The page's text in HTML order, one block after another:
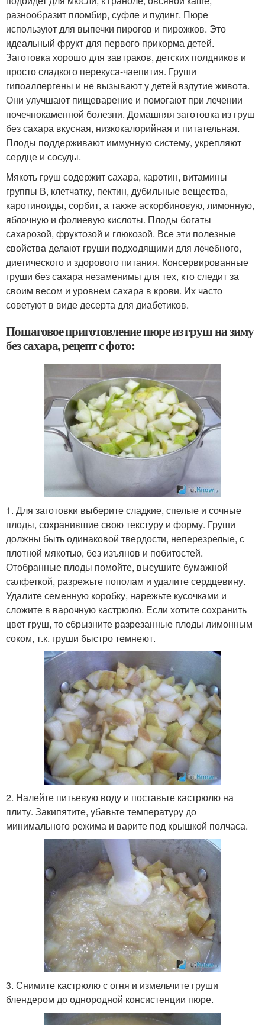
разнообразит пломбир, суфле и пудинг. Пюре
используют для выпечки пирогов и пирожков. Это
идеальный фрукт для первого прикорма детей.
Заготовка хорошо для завтраков, детских полдников и
просто сладкого перекуса-чаепития. Груши
гипоаллергены и не вызывают у детей вздутие живота.
Они улучшают пищеварение и помогают при лечении
почечнокаменной болезни. Домашняя заготовка из груш
без сахара вкусная, низкокалорийная и питательная.
Плоды поддерживают иммунную систему, укрепляют
сердце и сосуды.
Мякоть груш содержит сахара, каротин, витамины
группы В, клетчатку, пектин, дубильные вещества,
каротиноиды, сорбит, а также аскорбиновую, лимонную,
яблочную и фолиевую кислоты. Плоды богаты
сахарозой, фруктозой и глюкозой. Все эти полезные
свойства делают груши подходящими для лечебного,
диетического и здорового питания. Консервированные
груши без сахара незаменимы для тех, кто следит за
своим весом и уровнем сахара в крови. Их часто
советуют в виде десерта для диабетиков.
Пошаговое приготовление пюре из груш на зиму
без сахара, рецепт с фото:
1. Для заготовки выберите сладкие, спелые и сочные
плоды, сохранившие свою текстуру и форму. Груши
должны быть одинаковой твердости, неперезрелые, с
плотной мякотью, без изъянов и побитостей.
Отобранные плоды помойте, высушите бумажной
салфеткой, разрежьте пополам и удалите сердцевину.
Удалите семенную коробку, нарежьте кусочками и
сложите в варочную кастрюлю. Если хотите сохранить
цвет груш, то сбрызните разрезанные плоды лимонным
соком, т.к. груши быстро темнеют.
2. Налейте питьевую воду и поставьте кастрюлю на
плиту. Закипятите, убавьте температуру до
минимального режима и варите под крышкой полчаса.
3. Снимите кастрюлю с огня и измельчите груши
блендером до однородной консистенции пюре.